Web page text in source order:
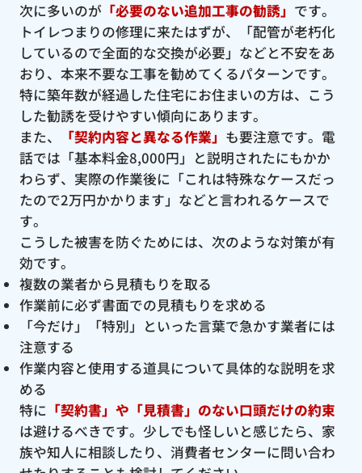
次に多いのが「必要のない追加工事の勧誘」 です。
トイレつまりの修理に来たはずが、「配管が老朽化
しているので全面的な交換が必要」などと不安をあ
おり、本来不要な工事を勧めてくるパターンです。
特に築年数が経過した住宅にお住まいの方は、こう
した勧誘を受けやすい傾向にあります。
また、
「契約内容と異なる作業」 も要注意です。電
話では「基本料金8,000円」と説明されたにもかか
わらず、実際の作業後に「これは特殊なケースだっ
たので2万円かかります」などと言われるケースで
す。
こうした被害を防ぐためには、次のような対策が有
効です。
複数の業者から見積もりを取る
作業前に必ず書面での見積もりを求める
「今だけ」「特別」といった言葉で急かす業者には
注意する
作業内容と使用する道具について具体的な説明を求
める
特に 「契約書」や「見積書」のない口頭だけの約束
は避けるべきです。少しでも怪しいと感じたら、家
族や知人に相談したり、消費者センターに問い合わ